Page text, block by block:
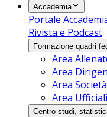
Accademia
Portale
Rivista e Podcast
Formazione quadri
Area
Area
Area Società
Area
Centro studi,